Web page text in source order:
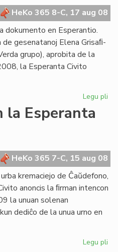
HeKo 365 8-C, 17 aug 08
dokumento en Esperantio.
gesenatanoj Elena Grisaﬁ-
grupo), aprobita de la
la Esperanta Civito
Legu pli
la Esperanta
HeKo 365 7-C, 15 aug 08
kremaciejo de Ĉaŭdefono,
anoncis la ﬁrman intencon
la unuan solenan
dediĉo de la unua urno en
Legu pli